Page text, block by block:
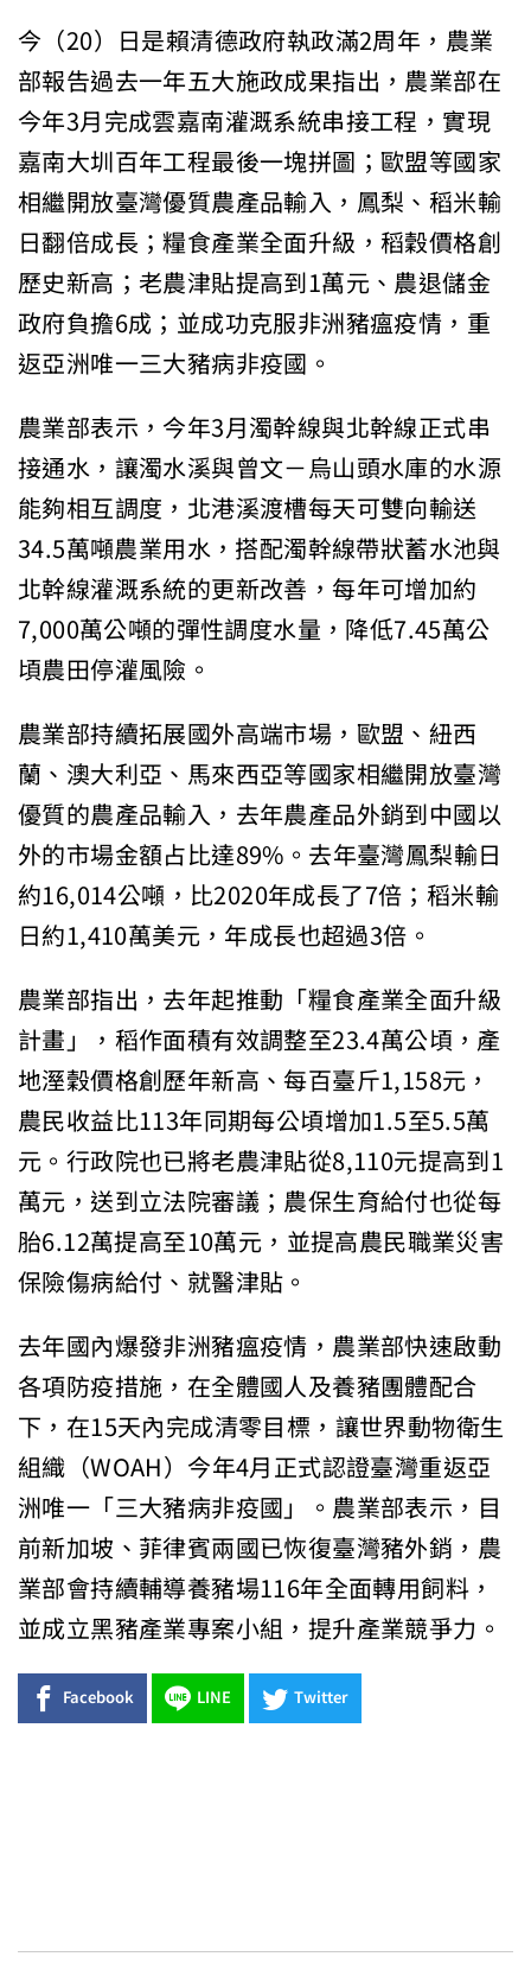
今（20）日是賴清德政府執政滿2周年，農業
部報告過去一年五大施政成果指出，農業部在
今年3月完成雲嘉南灌溉系統串接工程，實現
嘉南大圳百年工程最後一塊拼圖；歐盟等國家
相繼開放臺灣優質農產品輸入，鳳梨、稻米輸
日翻倍成長；糧食產業全面升級，稻穀價格創
歷史新高；老農津貼提高到1萬元、農退儲金
政府負擔6成；並成功克服非洲豬瘟疫情，重
返亞洲唯一三大豬病非疫國。
農業部表示，今年3月濁幹線與北幹線正式串
接通水，讓濁水溪與曾文－烏山頭水庫的水源
能夠相互調度，北港溪渡槽每天可雙向輸送
34.5萬噸農業用水，搭配濁幹線帶狀蓄水池與
北幹線灌溉系統的更新改善，每年可增加約
7,000萬公噸的彈性調度水量，降低7.45萬公
頃農田停灌風險。
農業部持續拓展國外高端市場，歐盟、紐西
蘭、澳大利亞、馬來西亞等國家相繼開放臺灣
優質的農產品輸入，去年農產品外銷到中國以
外的市場金額占比達89%。去年臺灣鳳梨輸日
約16,014公噸，比2020年成長了7倍；稻米輸
日約1,410萬美元，年成長也超過3倍。
農業部指出，去年起推動「糧食產業全面升級
計畫」，稻作面積有效調整至23.4萬公頃，產
地溼穀價格創歷年新高、每百臺斤1,158元，
農民收益比113年同期每公頃增加1.5至5.5萬
元。行政院也已將老農津貼從8,110元提高到1
萬元，送到立法院審議；農保生育給付也從每
胎6.12萬提高至10萬元，並提高農民職業災害
保險傷病給付、就醫津貼。
去年國內爆發非洲豬瘟疫情，農業部快速啟動
各項防疫措施，在全體國人及養豬團體配合
下，在15天內完成清零目標，讓世界動物衛生
組織（WOAH）今年4月正式認證臺灣重返亞
洲唯一「三大豬病非疫國」。農業部表示，目
前新加坡、菲律賓兩國已恢復臺灣豬外銷，農
業部會持續輔導養豬場116年全面轉用飼料，
並成立黑豬產業專案小組，提升產業競爭力。
Facebook LINE Twitter